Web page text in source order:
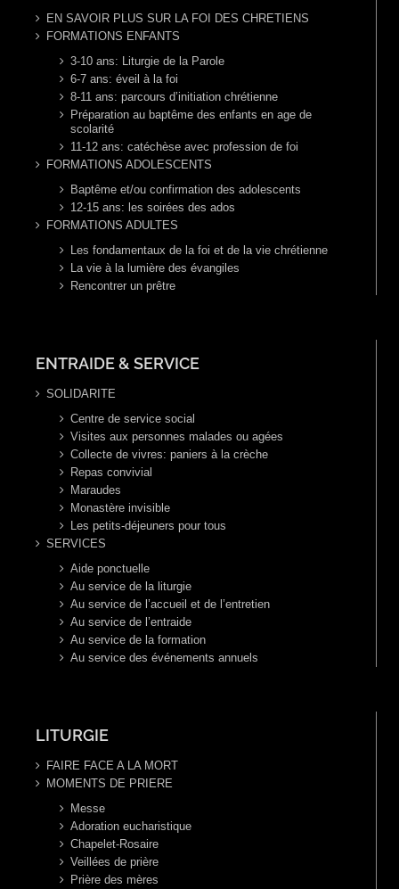
EN SAVOIR PLUS SUR LA FOI DES CHRETIENS
FORMATIONS ENFANTS
3-10 ans: Liturgie de la Parole
6-7 ans: éveil à la foi
8-11 ans: parcours d’initiation chrétienne
Préparation au baptême des enfants en age de
scolarité
11-12 ans: catéchèse avec profession de foi
FORMATIONS ADOLESCENTS
Baptême et/ou confirmation des adolescents
12-15 ans: les soirées des ados
FORMATIONS ADULTES
Les fondamentaux de la foi et de la vie chrétienne
La vie à la lumière des évangiles
Rencontrer un prêtre
ENTRAIDE & SERVICE
SOLIDARITE
Centre de service social
Visites aux personnes malades ou agées
Collecte de vivres: paniers à la crèche
Repas convivial
Maraudes
Monastère invisible
Les petits-déjeuners pour tous
SERVICES
Aide ponctuelle
Au service de la liturgie
Au service de l’accueil et de l’entretien
Au service de l’entraide
Au service de la formation
Au service des événements annuels
LITURGIE
FAIRE FACE A LA MORT
MOMENTS DE PRIERE
Messe
Adoration eucharistique
Chapelet-Rosaire
Veillées de prière
Prière des mères